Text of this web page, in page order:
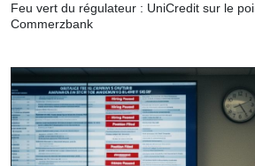
Feu vert du régulateur : UniCredit sur le
Commerzbank